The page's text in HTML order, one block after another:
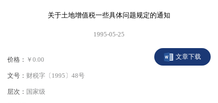
关于土地增值税一些具体问题规定的通知
1995-05-25
价格： ￥0.00
文号： 财税字〔1995〕48号
层次： 国家级
文章下载